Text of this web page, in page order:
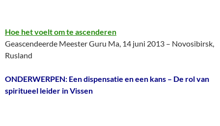
Hoe het voelt om te ascenderen
Geascendeerde Meester Guru Ma, 14 juni 2013 – Novosibirsk,
Rusland
ONDERWERPEN: Een dispensatie en een kans – De rol van
spiritueel leider in Vissen